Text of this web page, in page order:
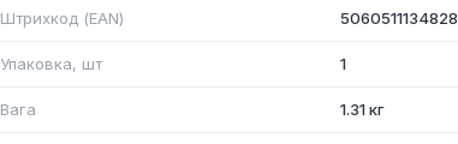
Штрихкод (EAN) 5060511134828
Упаковка, шт 1
Вага 1.31 кг